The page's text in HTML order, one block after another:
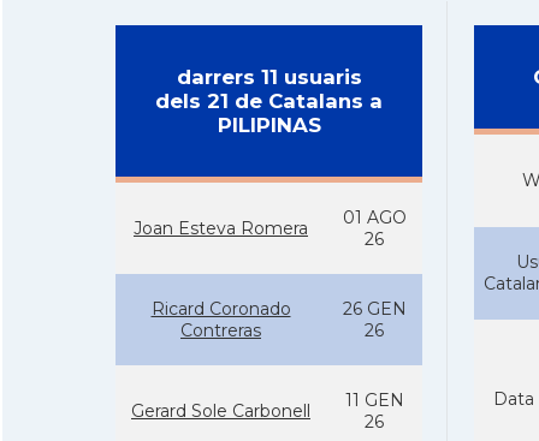
darrers 11 usuaris
dels 21 de Catalans a
PILIPINAS
Joan Esteva Romera
01 AGO
26
Ricard Coronado
Contreras
26 GEN
26
Gerard Sole Carbonell
11 GEN
26
Data